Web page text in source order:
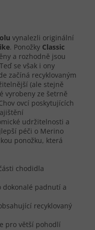
vynalezli originální
. Ponožky Classic
a rozhodně jsou
se však i ony
začíná recyklovaným
(ale stejně
vyrobeny ze šetrně
ovcí poskytujících
udržitelnosti a
péči o Merino
ponožku, která
chodidla
dokonalé padnutí a
recyklovaný
pro větší pohodlí